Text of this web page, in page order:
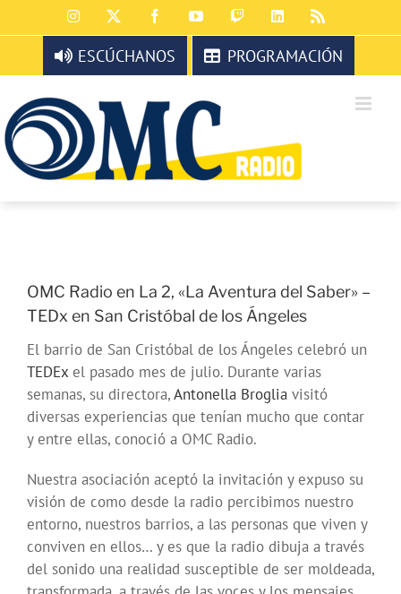
al
contenido
Instagram FacebookYouTubeTwitchLinkedIn
ESCÚCHANOS PROGRAMACIÓN
OMC Radio en La 2, «La Aventura del Saber» –
TEDx en San Cristóbal de los Ángeles
El barrio de San Cristóbal de los Ángeles celebró un
TEDEx el pasado mes de julio. Durante varias
semanas, su directora,Antonella Broglia visitó
diversas experiencias que tenían mucho que contar
y entre ellas, conoció a OMC Radio.
Nuestra asociación aceptó la invitación y expuso su
visión de como desde la radio percibimos nuestro
entorno, nuestros barrios, a las personas que viven y
conviven en ellos… y es que la radio dibuja a través
del sonido una realidad susceptible de ser moldeada,